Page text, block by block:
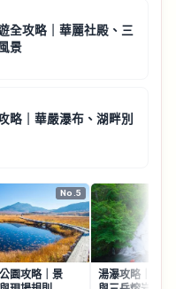
全攻略｜華麗社殿、三
景
略｜華嚴瀑布、湖畔別
No.5
園攻略｜景
湯瀑攻略｜奧日